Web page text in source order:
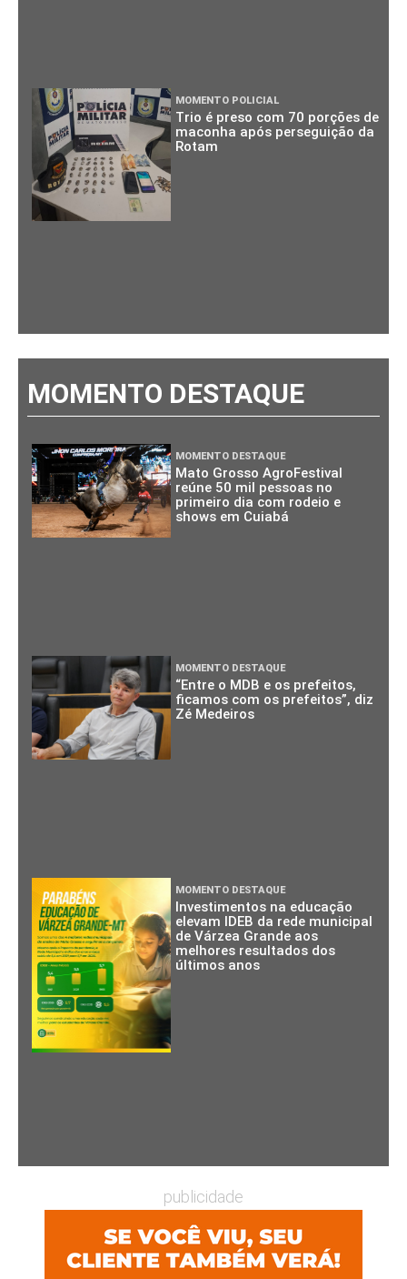
MOMENTO POLICIAL
Trio é preso com 70 porções de
maconha após perseguição da
Rotam
MOMENTO DESTAQUE
MOMENTO DESTAQUE
Mato Grosso AgroFestival
reúne 50 mil pessoas no
primeiro dia com rodeio e
shows em Cuiabá
MOMENTO DESTAQUE
“Entre o MDB e os prefeitos,
ficamos com os prefeitos”, diz
Zé Medeiros
MOMENTO DESTAQUE
Investimentos na educação
elevam IDEB da rede municipal
de Várzea Grande aos
melhores resultados dos
últimos anos
publicidade